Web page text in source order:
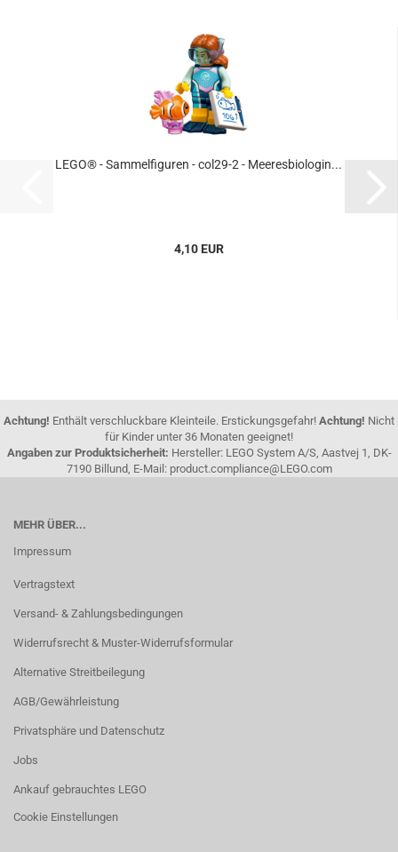
LEGO® - Sammelfiguren - col29-2 - Meeresbiologin...
4,10 EUR
Achtung! Enthält verschluckbare Kleinteile. Erstickungsgefahr! Achtung! Nicht
für Kinder unter 36 Monaten geeignet!
Angaben zur Produktsicherheit: Hersteller: LEGO System A/S, Aastvej 1, DK-
7190 Billund, E-Mail: product.compliance@LEGO.com
MEHR ÜBER...
Impressum
Vertragstext
Versand- & Zahlungsbedingungen
Widerrufsrecht & Muster-Widerrufsformular
Alternative Streitbeilegung
AGB/Gewährleistung
Privatsphäre und Datenschutz
Jobs
Ankauf gebrauchtes LEGO
Cookie Einstellungen